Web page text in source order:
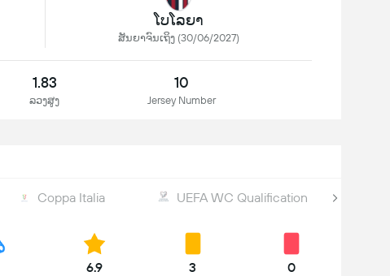
ໂບໂລຍາ
ສັນຍາຈົນເຖິງ (30/06/2027)
1.83
ລວງສູງ
10
Jersey Number
Coppa Italia UEFA WC Qualification
6.9 3 0